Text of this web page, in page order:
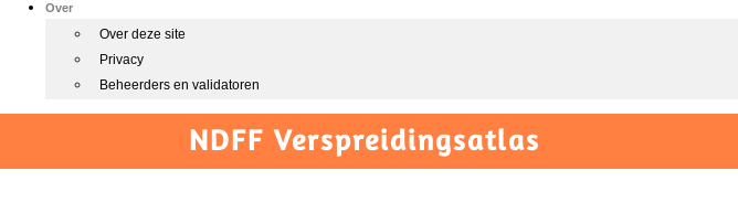
Over
Over deze site
Privacy
Beheerders en validatoren
NDFF Verspreidingsatlas